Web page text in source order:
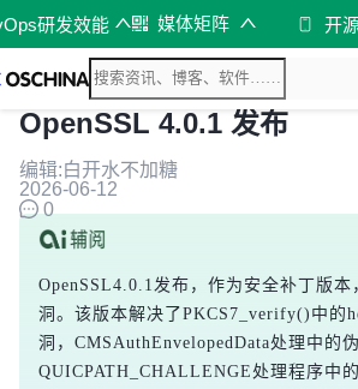
研发效能 媒体矩阵 开
OpenSSL 4.0.1 发布
编辑:白开水不加糖
2026-06-12
0
OpenSSL4.0.1发布，作为安全补丁版
洞。该版本解决了PKCS7_verify()中的
洞，CMSAuthEnvelopedData处理中的
QUICPATH_CHALLENGE处理程序中